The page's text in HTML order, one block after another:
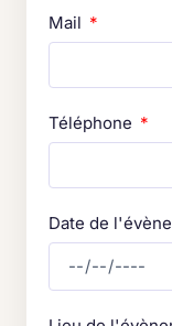
Mail
Téléphone
Date de